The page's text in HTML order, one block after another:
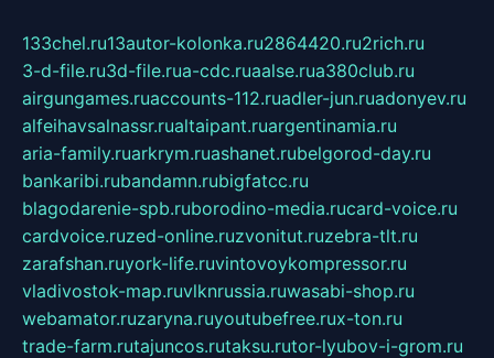
133chel.ru13autor-kolonka.ru2864420.ru2rich.ru
3-d-file.ru3d-file.rua-cdc.ruaalse.rua380club.ru
airgungames.ruaccounts-112.ruadler-jun.ruadonyev.ru
alfeihavsalnassr.rualtaipant.ruargentinamia.ru
aria-family.ruarkrym.ruashanet.rubelgorod-day.ru
bankaribi.rubandamn.rubigfatcc.ru
blagodarenie-spb.ruborodino-media.rucard-voice.ru
cardvoice.ruzed-online.ruzvonitut.ruzebra-tlt.ru
zarafshan.ruyork-life.ruvintovoykompressor.ru
vladivostok-map.ruvlknrussia.ruwasabi-shop.ru
webamator.ruzaryna.ruyoutubefree.rux-ton.ru
trade-farm.rutajuncos.rutaksu.rutor-lyubov-i-grom.ru